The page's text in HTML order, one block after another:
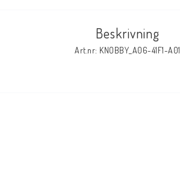
Beskrivning
Art.nr: KNOBBY_A06-41F1-A01